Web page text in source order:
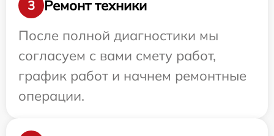
3
Ремонт техники
После полной диагностики мы
согласуем с вами смету работ,
график работ и начнем ремонтные
операции.